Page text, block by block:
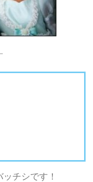
チシです！